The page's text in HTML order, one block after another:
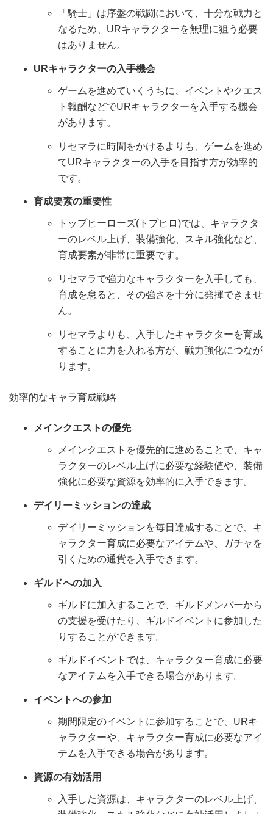
「騎士」は序盤の戦闘において、十分な戦力と
なるため、URキャラクターを無理に狙う必要
はありません。
URキャラクターの入手機会
ゲームを進めていくうちに、イベントやクエス
ト報酬などでURキャラクターを入手する機会
があります。
リセマラに時間をかけるよりも、ゲームを進め
てURキャラクターの入手を目指す方が効率的
です。
育成要素の重要性
トップヒーローズ(トプヒロ)では、キャラクタ
ーのレベル上げ、装備強化、スキル強化など、
育成要素が非常に重要です。
リセマラで強力なキャラクターを入手しても、
育成を怠ると、その強さを十分に発揮できませ
ん。
リセマラよりも、入手したキャラクターを育成
することに力を入れる方が、戦力強化につなが
ります。
効率的なキャラ育成戦略
メインクエストの優先
メインクエストを優先的に進めることで、キャ
ラクターのレベル上げに必要な経験値や、装備
強化に必要な資源を効率的に入手できます。
デイリーミッションの達成
デイリーミッションを毎日達成することで、キ
ャラクター育成に必要なアイテムや、ガチャを
引くための通貨を入手できます。
ギルドへの加入
ギルドに加入することで、ギルドメンバーから
の支援を受けたり、ギルドイベントに参加した
りすることができます。
ギルドイベントでは、キャラクター育成に必要
なアイテムを入手できる場合があります。
イベントへの参加
期間限定のイベントに参加することで、URキ
ャラクターや、キャラクター育成に必要なアイ
テムを入手できる場合があります。
資源の有効活用
入手した資源は、キャラクターのレベル上げ、